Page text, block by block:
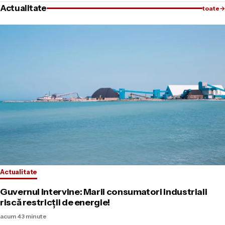
Actualitate toate→
Actualitate
Guvernul intervine: Marii consumatori industriali
riscă restricții de energie!
acum 43 minute